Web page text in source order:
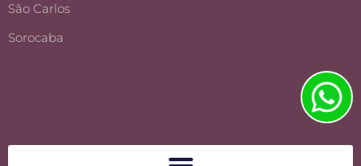
São Carlos
Sorocaba